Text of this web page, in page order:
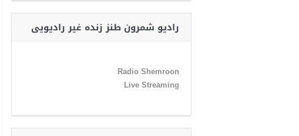
رادیو شمرون طنز زنده غیر رادیویی
Radio Shemroon
Live Streaming